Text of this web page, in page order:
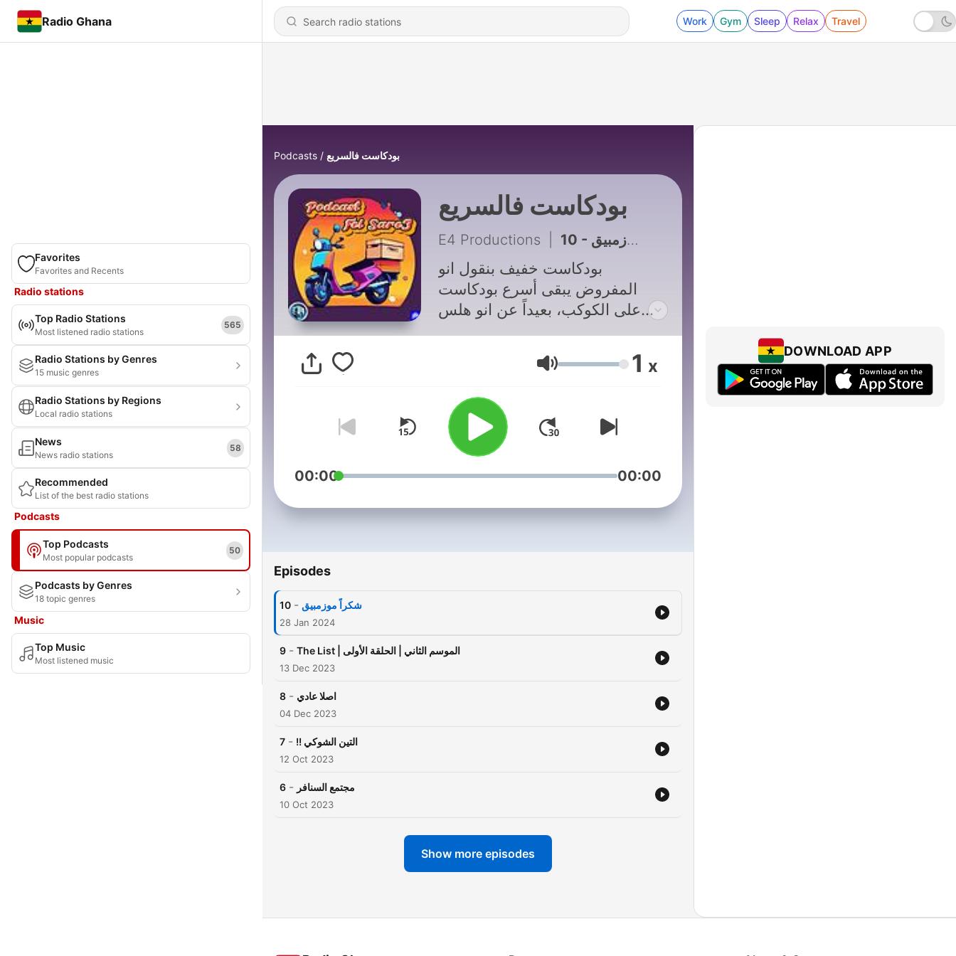
Radio Ghana Work Gym Sleep Relax Travel
Favorites
Favorites and Recents
Radio stations
Top Radio Stations
Most listened radio stations
565
Radio Stations by Genres
15 music genres
Radio Stations by Regions
Local radio stations
News
News radio stations
58
Recommended
List of the best radio stations
Podcasts
Top Podcasts
Most popular podcasts
50
Podcasts by Genres
18 topic genres
Music
Top Music
Most listened music
Podcasts بودكاست فالسريع
بودكاست فالسريع
E4 Productions 10 - شكراً موزمبيق
بودكاست خفيف بنقول انو
المفروض يبقى أسرع بودكاست
على الكوكب، بعيداً عن انو هلس
أسبوع او احداث اسبوعنا شخصياً او
ندردش شويه، المهم اننا نضحك
Volume 1 x
00:00 00:00
Episodes
10 - شكراً موزمبيق
28 Jan 2024
9 - The List | الموسم الثاني | الحلقة الأولى
13 Dec 2023
8 - اصلا عادي
04 Dec 2023
7 - !! التين الشوكي
12 Oct 2023
6 - مجتمع السنافر
10 Oct 2023
Show more episodes
DOWNLOAD APP